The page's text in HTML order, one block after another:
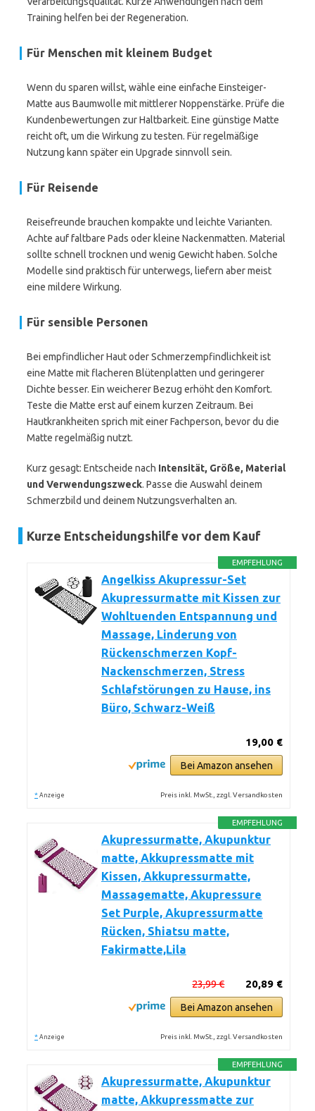
Training helfen bei der Regeneration.
Für Menschen mit kleinem Budget
Wenn du sparen willst, wähle eine einfache Einsteiger-
Matte aus Baumwolle mit mittlerer Noppenstärke. Prüfe die
Kundenbewertungen zur Haltbarkeit. Eine günstige Matte
reicht oft, um die Wirkung zu testen. Für regelmäßige
Nutzung kann später ein Upgrade sinnvoll sein.
Für Reisende
Reisefreunde brauchen kompakte und leichte Varianten.
Achte auf faltbare Pads oder kleine Nackenmatten. Material
sollte schnell trocknen und wenig Gewicht haben. Solche
Modelle sind praktisch für unterwegs, liefern aber meist
eine mildere Wirkung.
Für sensible Personen
Bei empfindlicher Haut oder Schmerzempfindlichkeit ist
eine Matte mit flacheren Blütenplatten und geringerer
Dichte besser. Ein weicherer Bezug erhöht den Komfort.
Teste die Matte erst auf einem kurzen Zeitraum. Bei
Hautkrankheiten sprich mit einer Fachperson, bevor du die
Matte regelmäßig nutzt.
Kurz gesagt: Entscheide nach Intensität, Größe, Material
und Verwendungszweck. Passe die Auswahl deinem
Schmerzbild und deinem Nutzungsverhalten an.
Kurze Entscheidungshilfe vor dem Kauf
EMPFEHLUNG
Angelkiss Akupressur-Set
Akupressurmatte mit Kissen zur
Wohltuenden Entspannung und
Massage, Linderung von
Rückenschmerzen Kopf-
Nackenschmerzen, Stress
Schlafstörungen zu Hause, ins
Büro, Schwarz-Weiß
19,00 €
Bei Amazon ansehen
* Anzeige Preis inkl. MwSt., zzgl. Versandkosten
EMPFEHLUNG
Akupressurmatte, Akupunktur
matte, Akkupressmatte mit
Kissen, Akkupressurmatte,
Massagematte, Akupressure
Set Purple, Akupressurmatte
Rücken, Shiatsu matte,
Fakirmatte,Lila
20,89 €
23,99 €
Bei Amazon ansehen
* Anzeige Preis inkl. MwSt., zzgl. Versandkosten
EMPFEHLUNG
Akupressurmatte, Akupunktur
matte, Akkupressmatte zur